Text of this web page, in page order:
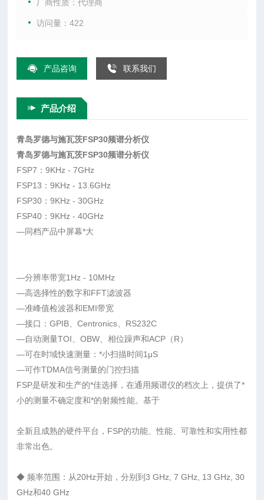
厂商性质：代理商
访问量：422
产品咨询 联系我们
产品介绍
青岛罗德与施瓦茨FSP30频谱分析仪
青岛罗德与施瓦茨FSP30频谱分析仪
FSP7：9KHz - 7GHz
FSP13：9KHz - 13.6GHz
FSP30：9KHz - 30GHz
FSP40：9KHz - 40GHz
—同档产品中屏幕*大
—分辨率带宽1Hz - 10MHz
—高选择性的数字和FFT滤波器
—准峰值检波器和EMI带宽
—接口：GPIB、Centronics、RS232C
—自动测量TOI、OBW、相位躁声和ACP（R）
—可在时域快速测量：*小扫描时间1μS
—可作TDMA信号测量的门控扫描
FSP是研发和生产的*佳选择，在通用频谱仪的档次上，提供了*
小的测量不确定度和*的射频性能。基于
全新且成熟的硬件平台，FSP的功能、性能、可靠性和实用性都
非常出色。
◆ 频率范围：从20Hz开始，分别到3 GHz, 7 GHz, 13 GHz, 30
GHz和40 GHz